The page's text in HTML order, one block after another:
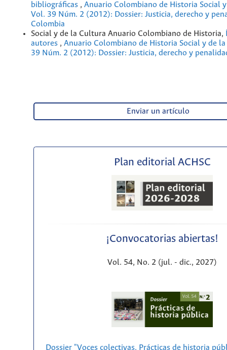
bibliográficas , Anuario Colombiano de Historia Social
Vol. 39 Núm. 2 (2012): Dossier: Justicia, derecho y
Colombia
Social y de la Cultura Anuario Colombiano de Historia,
autores , Anuario Colombiano de Historia Social y de
39 Núm. 2 (2012): Dossier: Justicia, derecho y
Enviar un artículo
Plan editorial ACHSC
¡Convocatorias abiertas!
Vol. 54, No. 2 (jul. - dic., 2027)
Dossier "Voces colectivas. Prácticas de historia